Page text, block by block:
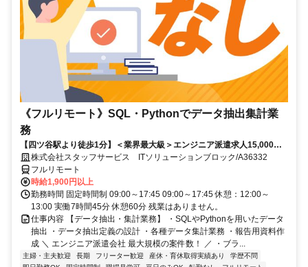
《フルリモート》SQL・Pythonでデータ抽出集計業
務
【四ツ谷駅より徒歩1分】＜業界最大級＞エンジニア派遣求人15,000件
以上◎ 来社不要のカンタン登録→最短2日で就業可能！！
株式会社スタッフサービス ITソリューションブロック/A36332
フルリモート
時給1,900円以上
勤務時間 固定時間制 09:00～17:45 09:00～17:45 休憩：12:00～
13:00 実働7時間45分 休憩60分 残業はありません。
仕事内容 【データ抽出・集計業務】 ・SQLやPythonを用いたデータ
抽出 ・データ抽出定義の設計 ・各種データ集計業務 ・報告用資料作
成 ＼ エンジニア派遣会社 最大規模の案件数！ ／ ・ブラ...
主婦・主夫歓迎 長期 フリーター歓迎 産休・育休取得実績あり
学歴不問